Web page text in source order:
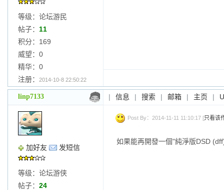
等级：论坛游民
帖子： 11
积分：169
威望：0
精华：0
注册：
2014-10-8 22:50:22
linp7133 | 信息 | 搜索 | 邮箱 | 主页 |
加好友 发短信
等级：论坛游侠
帖子： 24
Post By：2014-11-11 11:10:17 [只看该
如果能再開發一個"純淨版DSD